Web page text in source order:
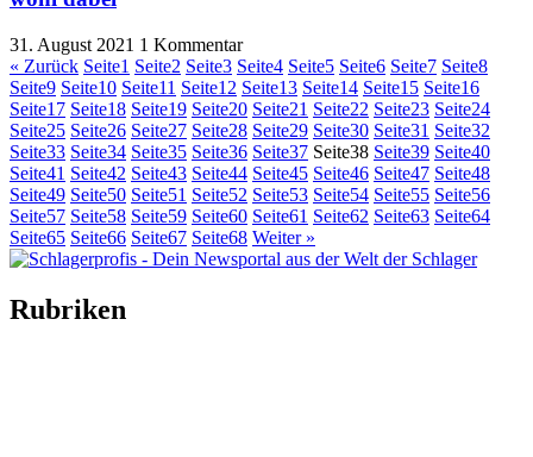
31. August 2021 1 Kommentar
« Zurück Seite1 Seite2 Seite3 Seite4 Seite5 Seite6 Seite7 Seite8
Seite9 Seite10 Seite11 Seite12 Seite13 Seite14 Seite15 Seite16
Seite17 Seite18 Seite19 Seite20 Seite21 Seite22 Seite23 Seite24
Seite25 Seite26 Seite27 Seite28 Seite29 Seite30 Seite31 Seite32
Seite33 Seite34 Seite35 Seite36 Seite37 Seite38 Seite39 Seite40
Seite41 Seite42 Seite43 Seite44 Seite45 Seite46 Seite47 Seite48
Seite49 Seite50 Seite51 Seite52 Seite53 Seite54 Seite55 Seite56
Seite57 Seite58 Seite59 Seite60 Seite61 Seite62 Seite63 Seite64
Seite65 Seite66 Seite67 Seite68 Weiter »
Rubriken